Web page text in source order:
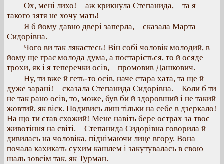
– Ох, мені лихо! – аж крикнула Степанида, – та я
такого зятя не хочу мать!
– Я б йому давно двері заперла, – сказала Марта
Сидорівна.
– Чого ви так лякаєтесь! Він собі чоловік молодий, в
йому ще грає молода дума, а постаріється, то й осяде
трохи, як і я теперечки осів, – промовив Дашкович.
– Ну, ти вже й геть-то осів, наче стара хата, та ще й
дуже зарані! – сказала Степанида Сидорівна. – Коли б ти
не так рано осів, то, може, був би й здоровший і не такий
жовтий, як віск. Подивись лиш тільки на себе в дзеркало!
На що ти став схожий! Мене навіть бере острах за твоє
животіння на світі. – Степанида Сидорівна говорила й
дивилась на чоловіка, піднімаючи лице вгору. Вона
почала кахикать сухим кашлем і закутувалась в свою
шаль зовсім так, як Турман.